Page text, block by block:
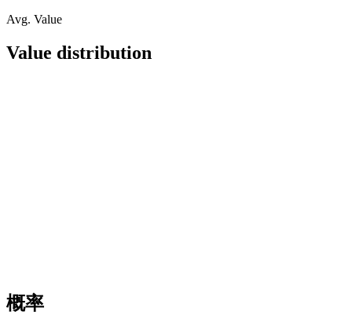
Avg. Value
Value distribution
概率